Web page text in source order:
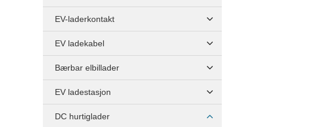
EV-laderkontakt
EV ladekabel
Bærbar elbillader
EV ladestasjon
DC hurtiglader